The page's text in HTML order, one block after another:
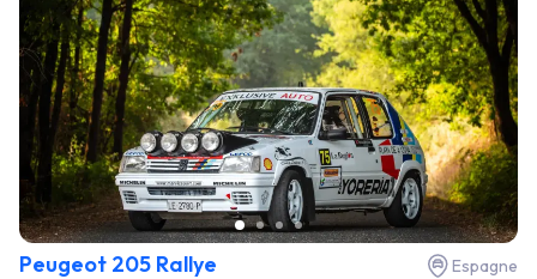
Peugeot 205 Rallye Espagne